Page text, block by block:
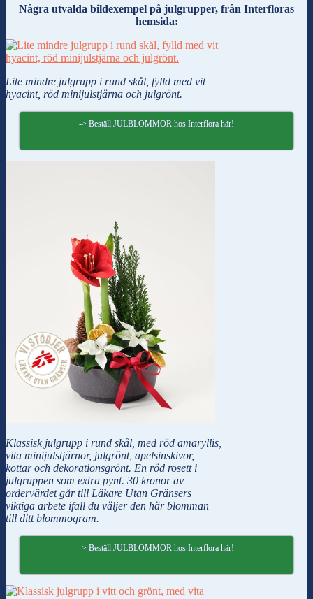
Några utvalda bildexempel på julgrupper, från Interfloras
hemsida:
Lite mindre julgrupp i rund skål, fylld med vit
hyacint, röd minijulstjärna och julgrönt.
-> Beställ JULBLOMMOR hos Interflora här!
Klassisk julgrupp i rund skål, med röd amaryllis,
vita minijulstjärnor, julgrönt, apelsinskivor,
kottar och dekorationsgrönt. En röd rosett i
julgruppen som extra pynt. 30 kronor av
ordervärdet går till Läkare Utan Gränsers
viktiga arbete ifall du väljer den här blomman
till ditt blommogram.
-> Beställ JULBLOMMOR hos Interflora här!